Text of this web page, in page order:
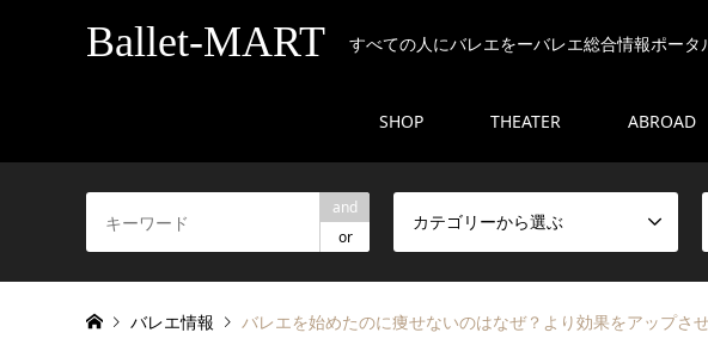
Ballet-MART すべての人にバレエをーバレエ総合情報ポータ
SHOP THEATER ABROAD
and
or
カテゴリーから選ぶ
バレエ情報 バレエを始めたのに痩せないのはなぜ？より効果をアップさ